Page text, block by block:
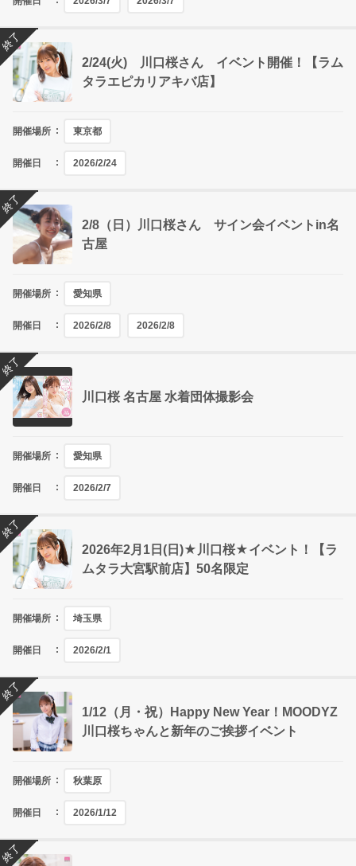
2/24(火) 川口桜さん イベント開催！【ラム
タラエピカリアキバ店】
開催場所 東京都
開催日 2026/2/24
終了
2/8（日）川口桜さん サイン会イベントin名
古屋
開催場所 愛知県
開催日 2026/2/8 2026/2/8
終了
川口桜 名古屋 水着団体撮影会
開催場所 愛知県
開催日 2026/2/7
終了
2026年2月1日(日)★川口桜★イベント！【ラ
ムタラ大宮駅前店】50名限定
開催場所 埼玉県
開催日 2026/2/1
終了
1/12（月・祝）Happy New Year！MOODYZ
川口桜ちゃんと新年のご挨拶イベント
開催場所 秋葉原
開催日 2026/1/12
終了
終了